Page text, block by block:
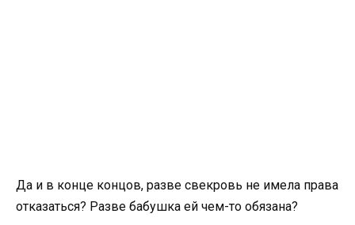
Да и в конце концов, разве свекровь не имела права
отказаться? Разве бабушка ей чем-то обязана?